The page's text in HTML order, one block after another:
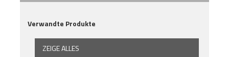
Verwandte Produkte
ZEIGE ALLES